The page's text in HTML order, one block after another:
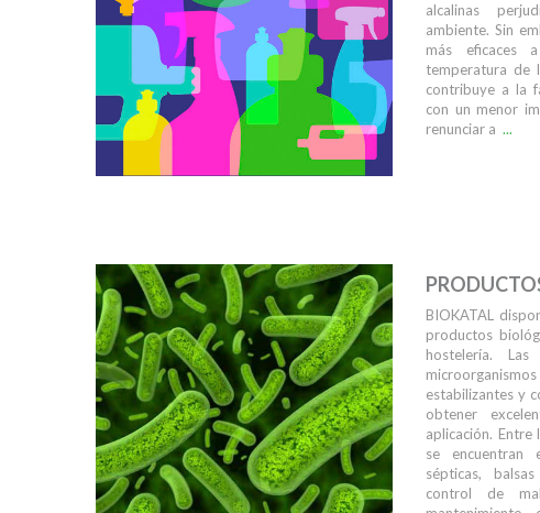
alcalinas
ambiente. Sin
más
temperatura de
contribuye a la
con un menor
renunciar a ...
BIOKATAL
productos
hostelería. Las
estabilizantes y
obtener
aplicación. Entre
se encuentran
sépticas,
control de